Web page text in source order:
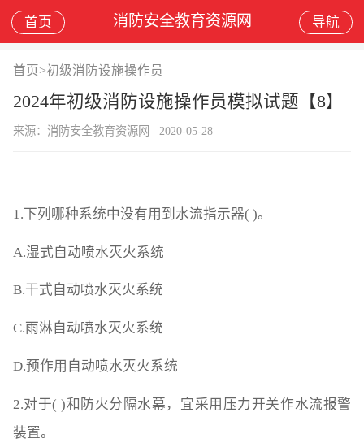
首页 消防安全教育资源网 导航
首页 >初级消防设施操作员
2024年初级消防设施操作员模拟试题【8】
来源：消防安全教育资源网 2020-05-28
1.下列哪种系统中没有用到水流指示器( )。
A.湿式自动喷水灭火系统
B.干式自动喷水灭火系统
C.雨淋自动喷水灭火系统
D.预作用自动喷水灭火系统
2.对于( )和防火分隔水幕，宜采用压力开关作水流报警
装置。